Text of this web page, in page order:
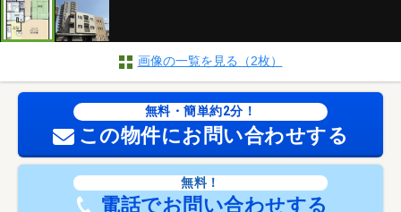
画像の一覧を見る（2枚）
無料・簡単約2分！
この物件にお問い合わせする
無料！
電話でお問い合わせする